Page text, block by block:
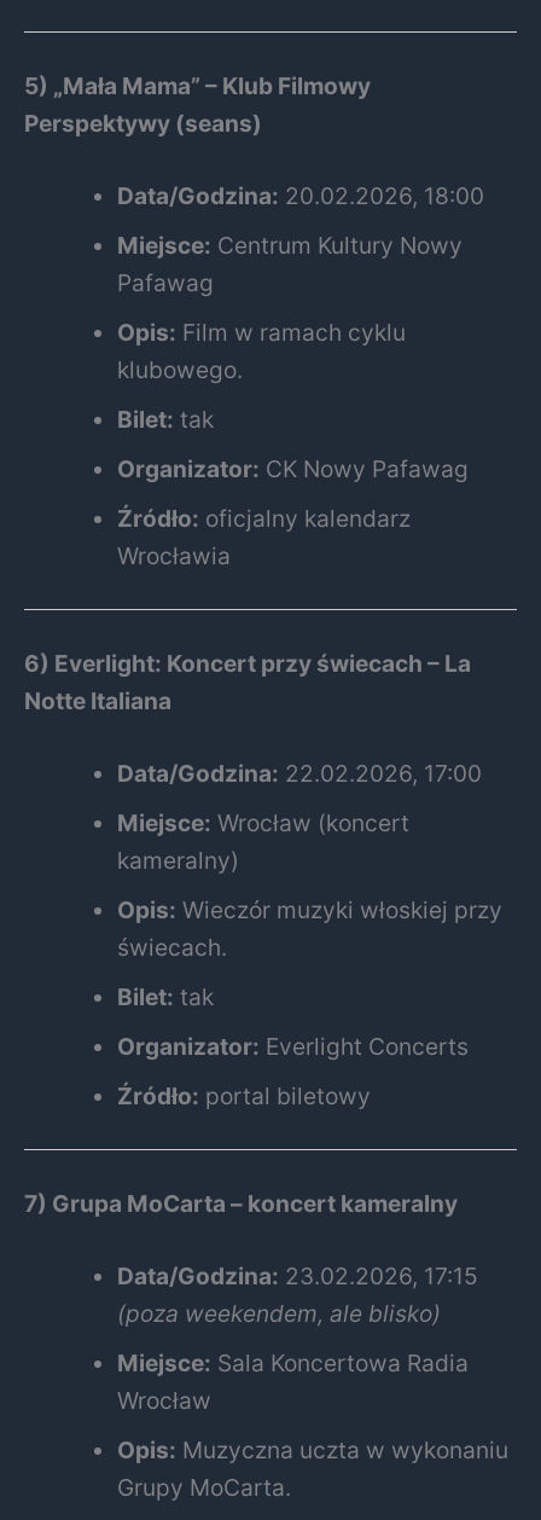
5) „Mała Mama” – Klub Filmowy
Perspektywy (seans)
Data/Godzina: 20.02.2026, 18:00
Miejsce: Centrum Kultury Nowy
Pafawag
Opis: Film w ramach cyklu
klubowego.
Bilet: tak
Organizator: CK Nowy Pafawag
Źródło: oficjalny kalendarz
Wrocławia
6) Everlight: Koncert przy świecach – La
Notte Italiana
Data/Godzina: 22.02.2026, 17:00
Miejsce: Wrocław (koncert
kameralny)
Opis: Wieczór muzyki włoskiej przy
świecach.
Bilet: tak
Organizator: Everlight Concerts
Źródło: portal biletowy
7) Grupa MoCarta – koncert kameralny
Data/Godzina: 23.02.2026, 17:15
(poza weekendem, ale blisko)
Miejsce: Sala Koncertowa Radia
Wrocław
Opis: Muzyczna uczta w wykonaniu
Grupy MoCarta.